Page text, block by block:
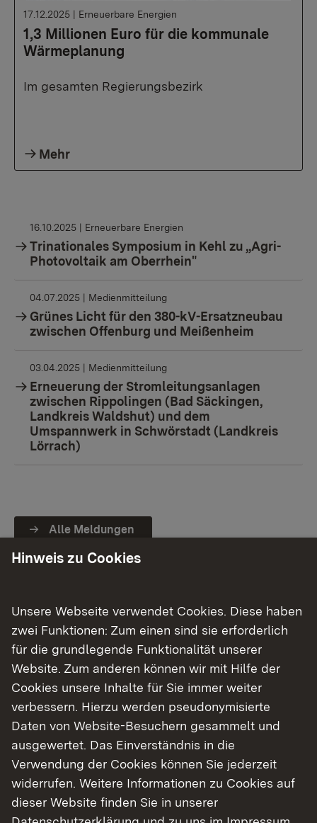
1,3 Millionen Euro für die kommunale
Wärmeplanung
17.12.2025 | Erneuerbare Energien
Im gesamten Regierungsbezirk
Mehr
16.10.2025 | Erneuerbare Energien
Trinationales Symposium in Kehl zu „Agri-
Photovoltaik am Oberrhein"
04.07.2025 | Medienmitteilung
Grünes Licht für den 380-kV-Ersatzneubau
zwischen Offenburg und Meißenheim
03.04.2025 | Medienmitteilung
Erneuerung der Stromleitungsanlagen
zwischen Rippolingen (Bad Säckingen,
Landkreis Waldshut) und dem
Umspannwerk in Schwörstadt (Landkreis
Lörrach)
Alle Meldungen
Baden-Württemberg hat sich zum Ziel gesetzt,
bis 2040 klimaneutral zu sein. Um dieses
Klimaschutzziel zu erreichen, müssen wir den
Ausbau der erneuerbaren Energien weiter
vorantreiben.
Gleichzeitig sichert eine klimaneutrale
Energieversorgung die künftige Versorgung mit
bezahlbarem Strom und bezahlbarer Wärme im
Regierungsbezirk. Damit ist sie Voraussetzung für
Hinweis zu Cookies
Unsere Webseite verwendet Cookies. Diese haben
zwei Funktionen: Zum einen sind sie erforderlich
für die grundlegende Funktionalität unserer
Website. Zum anderen können wir mit Hilfe der
Cookies unsere Inhalte für Sie immer weiter
verbessern. Hierzu werden pseudonymisierte
Daten von Website-Besuchern gesammelt und
ausgewertet. Das Einverständnis in die
Verwendung der Cookies können Sie jederzeit
widerrufen. Weitere Informationen zu Cookies auf
dieser Website finden Sie in unserer